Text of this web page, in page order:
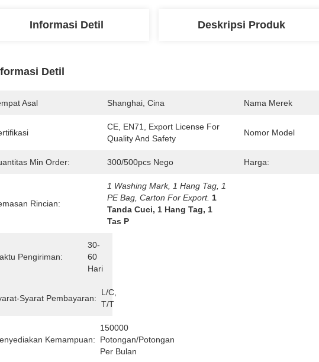
Informasi Detil Deskripsi Produk
Detil
Asal Shanghai, Cina Nama Merek
CE, EN71, Export License For
Quality And Safety
Nomor Model
Min Order: 300/500pcs Nego Harga:
Rincian:
1 Washing Mark, 1 Hang Tag, 1
PE Bag, Carton For Export. 1
Tanda Cuci, 1 Hang Tag, 1
Tas P
Pengiriman:
30-
60
Hari
Syarat Pembayaran:
L/C,
T/T
Kemampuan:
150000
Potongan/potongan
Per Bulan